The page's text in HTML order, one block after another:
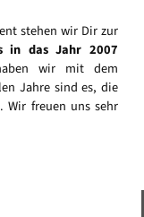
stehen wir Dir zur
in das Jahr 2007
wir mit dem
Jahre sind es, die
Wir freuen uns sehr